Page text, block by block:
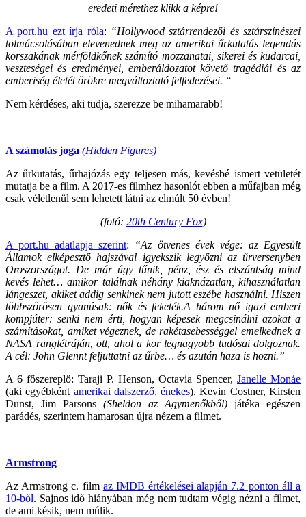
eredeti mérethez klikk a képre!
A port.hu ezt írja róla: “Hollywood sztárrendezői és sztárszínészei
tolmácsolásában elevenednek meg az amerikai űrkutatás legendás
korszakának mérföldkőnek számító mozzanatai, sikerei és kudarcai,
veszteségei és eredményei, emberáldozatot követő tragédiái és az
emberiség életét örökre megváltoztató felfedezései. “
Nem kérdéses, aki tudja, szerezze be mihamarabb!
A számolás joga (Hidden Figures)
Az űrkutatás, űrhajózás egy teljesen más, kevésbé ismert vetületét
mutatja be a film. A 2017-es filmhez hasonlót ebben a műfajban még
csak véletlenül sem lehetett látni az elmúlt 50 évben!
(fotó: 20th Century Fox)
A port.hu adatlapja szerint: “Az ötvenes évek vége: az Egyesült
Államok elképesztő hajszával igyekszik legyőzni az űrversenyben
Oroszországot. De már úgy tűnik, pénz, ész és elszántság mind
kevés lehet… amikor találnak néhány kiaknázatlan, kihasználatlan
lángeszet, akiket addig senkinek nem jutott eszébe használni. Hiszen
többszörösen gyanúsak: nők és feketék.A három nő igazi emberi
kompjúter: senki nem érti, hogyan képesek megcsinálni azokat a
számításokat, amiket végeznek, de rakétasebességgel emelkednek a
NASA ranglétráján, ott, ahol a kor legnagyobb tudósai dolgoznak.
A cél: John Glennt feljuttatni az űrbe… és azután haza is hozni.”
A 6 főszereplő: Taraji P. Henson, Octavia Spencer, Janelle Monáe
(aki egyébként amerikai dalszerző, énekes), Kevin Costner, Kirsten
Dunst, Jim Parsons (Sheldon az Agymenőkből) játéka egészen
parádés, szerintem hamarosan újra nézem a filmet.
Armstrong
Az Armstrong c. film az IMDB értékelései alapján 7.2 ponton áll a
10-ből. Sajnos idő hiányában még nem tudtam végig nézni a filmet,
de ami késik, nem múlik.